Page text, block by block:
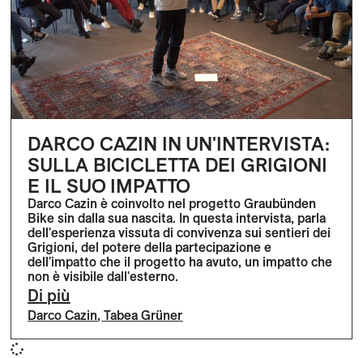
DARCO CAZIN IN UN'INTERVISTA:
SULLA BICICLETTA DEI GRIGIONI
E IL SUO IMPATTO
Darco Cazin è coinvolto nel progetto Graubünden
Bike sin dalla sua nascita. In questa intervista, parla
dell'esperienza vissuta di convivenza sui sentieri dei
Grigioni, del potere della partecipazione e
dell'impatto che il progetto ha avuto, un impatto che
non è visibile dall'esterno.
Di più
Darco Cazin,Tabea Grüner